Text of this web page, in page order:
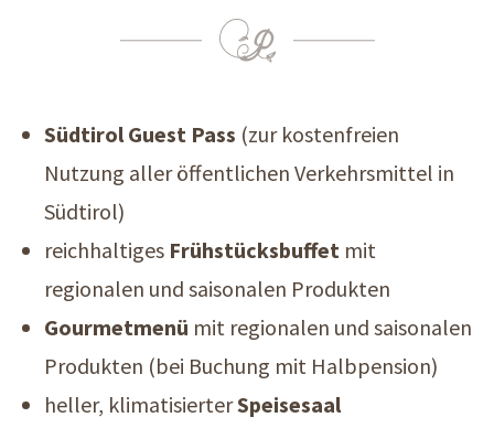
Südtirol Guest Pass (zur kostenfreien
Nutzung aller öffentlichen Verkehrsmittel in
Südtirol)
reichhaltiges Frühstücksbuffet mit
regionalen und saisonalen Produkten
Gourmetmenü mit regionalen und saisonalen
Produkten (bei Buchung mit Halbpension)
heller, klimatisierterSpeisesaal